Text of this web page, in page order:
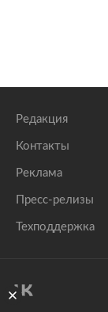
Редакция
Контакты
Реклама
Пресс-релизы
Техподдержка